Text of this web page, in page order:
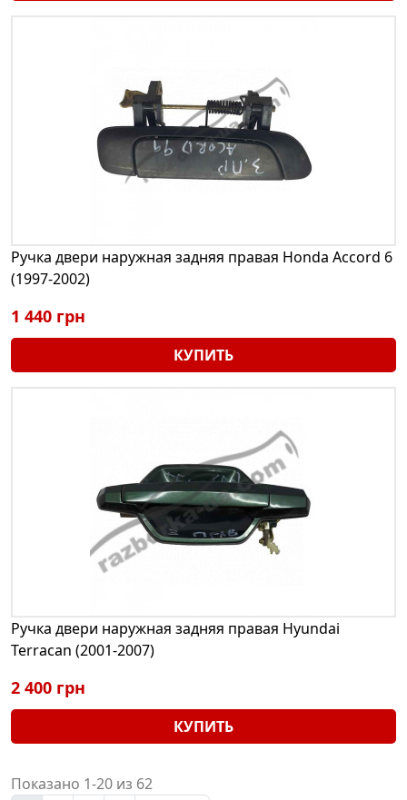
Ручка двери наружная задняя правая Honda Accord 6
(1997-2002)
1 440 грн
КУПИТЬ
Ручка двери наружная задняя правая Hyundai
Terracan (2001-2007)
2 400 грн
КУПИТЬ
Показано 1-20 из 62